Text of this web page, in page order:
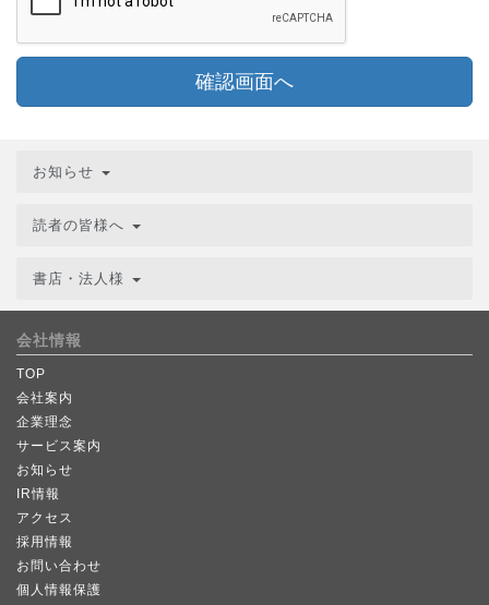
確認画面へ
お知らせ
読者の皆様へ
書店・法人様
会社情報
TOP
会社案内
企業理念
サービス案内
お知らせ
IR情報
アクセス
採用情報
お問い合わせ
個人情報保護